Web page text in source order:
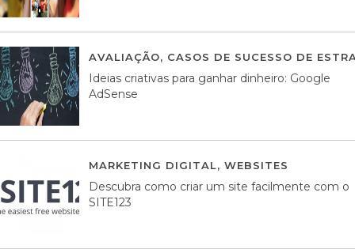
AVALIAÇÃO, CASOS DE SUCESSO DE
Ideias criativas para ganhar dinheiro: Google
AdSense
MARKETING DIGITAL, WEBSITES
Descubra como criar um site facilmente com o
SITE123